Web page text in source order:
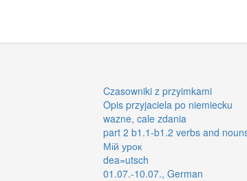
Czasowniki z przyimkami
Opis przyjaciela po niemiecku
wazne, cale zdania
part 2 b1.1-b1.2 verbs and
Мій урок
dea=utsch
01.07.-10.07., German